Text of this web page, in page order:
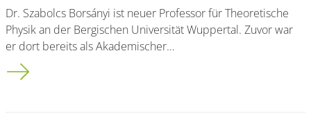
Dr. Szabolcs Borsányi ist neuer Professor für Theoretische
Physik an der Bergischen Universität Wuppertal. Zuvor war
er dort bereits als Akademischer…
Neuer Professor für Theoretische Physik